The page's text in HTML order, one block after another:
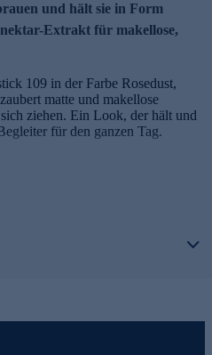
individuell zu
und hält sie in Form
Extrakt für makellose,
109 in der Farbe Rosedust,
matte und makellose
ziehen. Ein Look, der hält und
für den ganzen Tag.
109 Rosedust - der
Styler